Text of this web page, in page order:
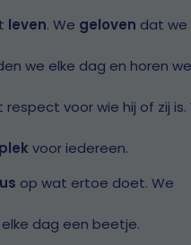
leven. We geloven dat we
we elke dag en horen we
respect voor wie hij of zij is.
voor iedereen.
op wat ertoe doet. We
dag een beetje.